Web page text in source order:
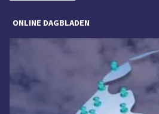
ONLINE DAGBLADEN